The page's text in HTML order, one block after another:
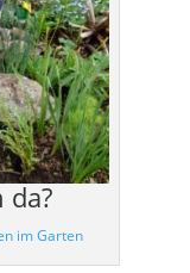
im Garten